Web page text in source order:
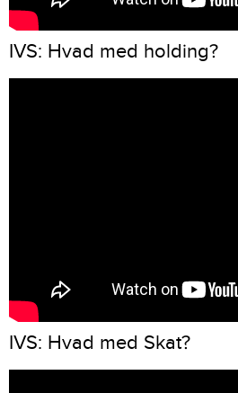
IVS: Hvad med holding?
IVS: Hvad med Skat?